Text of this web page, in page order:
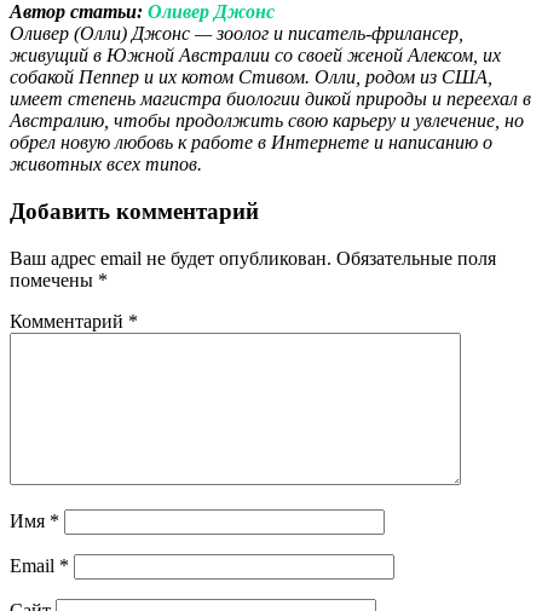
Автор статьи: Оливер Джонс
Оливер (Олли) Джонс — зоолог и писатель-фрилансер,
живущий в Южной Австралии со своей женой Алексом, их
собакой Пеппер и их котом Стивом. Олли, родом из США,
имеет степень магистра биологии дикой природы и переехал в
Австралию, чтобы продолжить свою карьеру и увлечение, но
обрел новую любовь к работе в Интернете и написанию о
животных всех типов.
Добавить комментарий
Ваш адрес email не будет опубликован. Обязательные поля
помечены *
Комментарий *
Имя *
Email *